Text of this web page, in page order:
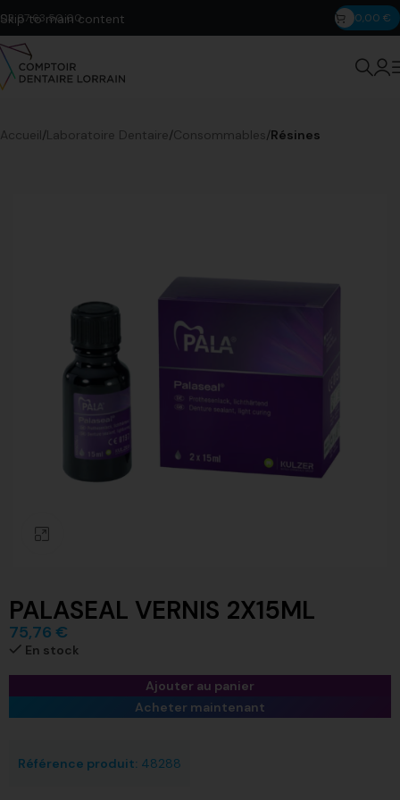
Skip to main content
03 87 63 50 00 0,00 €
Accueil Laboratoire Dentaire Consommables Résines
PALASEAL VERNIS 2X15ML
75,76 €
En stock
Ajouter au panier
Acheter maintenant
Référence produit: 48288